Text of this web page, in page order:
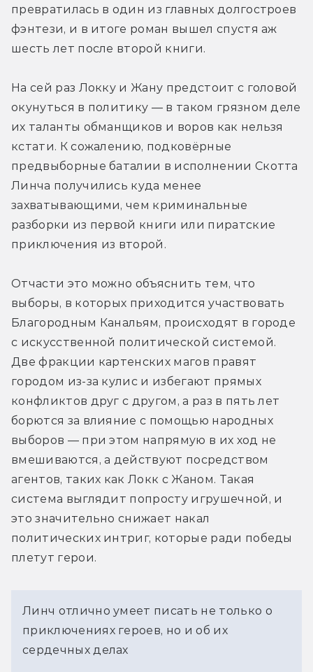
превратилась в один из главных долгостроев
фэнтези, и в итоге роман вышел спустя аж
шесть лет после второй книги.
На сей раз Локку и Жану предстоит с головой
окунуться в политику — в таком грязном деле
их таланты обманщиков и воров как нельзя
кстати. К сожалению, подковёрные
предвыборные баталии в исполнении Скотта
Линча получились куда менее
захватывающими, чем криминальные
разборки из первой книги или пиратские
приключения из второй.
Отчасти это можно объяснить тем, что
выборы, в которых приходится участвовать
Благородным Канальям, происходят в городе
с искусственной политической системой.
Две фракции картенских магов правят
городом из-за кулис и избегают прямых
конфликтов друг с другом, а раз в пять лет
борются за влияние с помощью народных
выборов — при этом напрямую в их ход не
вмешиваются, а действуют посредством
агентов, таких как Локк с Жаном. Такая
система выглядит попросту игрушечной, и
это значительно снижает накал
политических интриг, которые ради победы
плетут герои.
Линч отлично умеет писать не только о
приключениях героев, но и об их
сердечных делах